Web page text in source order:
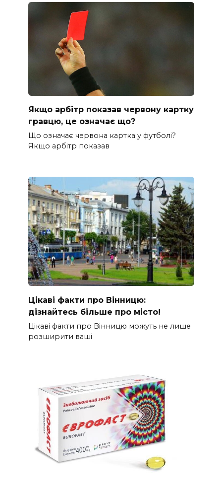
Якщо арбітр показав червону картку
гравцю, це означає що?
Що означає червона картка у футболі?
Якщо арбітр показав
Цікаві факти про Вінницю:
дізнайтесь більше про місто!
Цікаві факти про Вінницю можуть не лише
розширити ваші